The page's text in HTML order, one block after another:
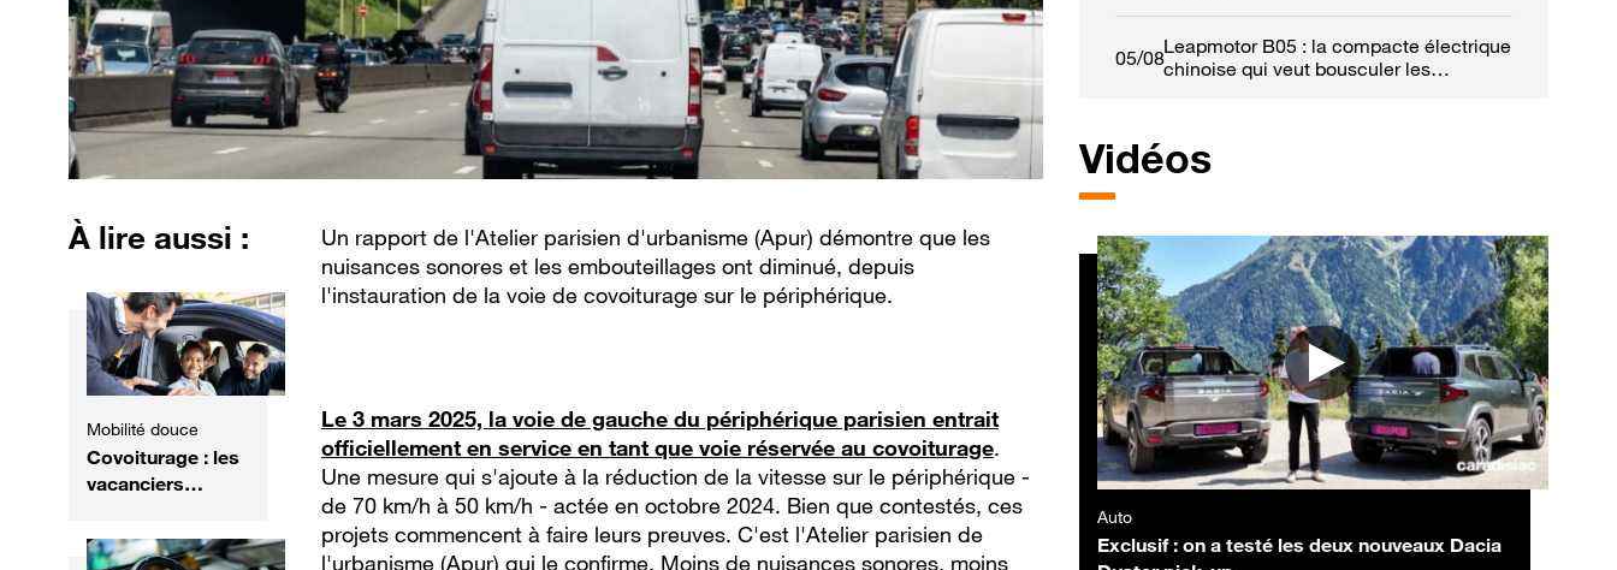
À lire aussi :
Mobilité douce
Covoiturage : les
vacanciers
route... à
plusieurs !
Un rapport de l'Atelier parisien d'urbanisme (Apur) démontre que les
nuisances sonores et les embouteillages ont diminué, depuis
l'instauration de la voie de covoiturage sur le périphérique.
Le 3 mars 2025, la voie de gauche du périphérique parisien entrait
officiellement en service en tant que voie réservée au covoiturage.
Une mesure qui s'ajoute à la réduction de la vitesse sur le périphérique -
de 70 km/h à 50 km/h - actée en octobre 2024. Bien que contestés, ces
projets commencent à faire leurs preuves. C'est l'Atelier parisien de
l'urbanisme (Apur) qui le confirme. Moins de nuisances sonores, moins
05/08Leapmotor B05 : la compacte électrique
chinoise qui veut bousculer les
Vidéos
Auto
Exclusif : on a testé les deux nouveaux Dacia